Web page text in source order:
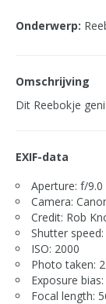
Onderwerp:
Omschrijving
Dit Reebokje
EXIF-data
Aperture: f/9.0
Camera:
Credit: Rob
Shutter
ISO: 2000
Photo taken:
Exposure
Focal length: